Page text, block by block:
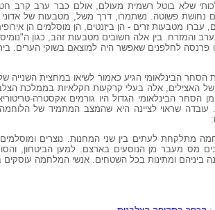
שלא בוטל רשמית מעולם, אולם כבר ערב קרב
פשוטה. נשתמרו, דרך משל, מטבעות של אדוני יפו
מטבעות זרים - הן ביזנטים, הן מוסלמים הן
והמזרח. בין אלה חשובים מטבעות זהב, כגון
פרנסה לחלפנים שאפשר היה למוצאם בשוקי הערים.
הבינלאומי הגיע כאמור לשיאו במחצית
של האצילים, אלה בעלי קרקעות חקלאיות בממלכת
הבינלאומי הגדול היו גורמים אקסטרה-
שראוי לציינה היא שהמצב המתמיד של
מתלקחת לעתים בין שני המחנות. נוצרים ומוסלמים . .
מס מעבר מן הנוסעים בארצם. למען הביטחון,
ביניהם ומתינות בכל השטחים. אנשי המלחמה עוסקים